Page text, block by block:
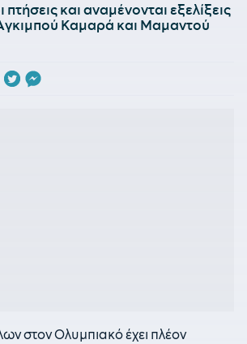
πτήσεις και αναμένονται εξελίξεις
Καμαρά και Μαμαντού
στον Ολυμπιακό έχει πλέον